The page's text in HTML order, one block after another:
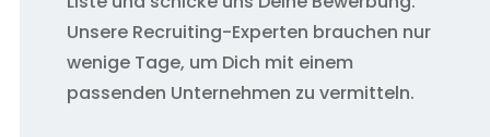
Unsere Recruiting-Experten brauchen nur
wenige Tage, um Dich mit einem
passenden Unternehmen zu vermitteln.